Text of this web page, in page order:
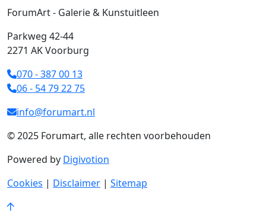
ForumArt - Galerie & Kunstuitleen
Parkweg 42-44
2271 AK Voorburg
070 - 387 00 13
06 - 54 79 22 75
info@forumart.nl
© 2025 Forumart, alle rechten voorbehouden
Powered by Digivotion
Cookies | Disclaimer | Sitemap